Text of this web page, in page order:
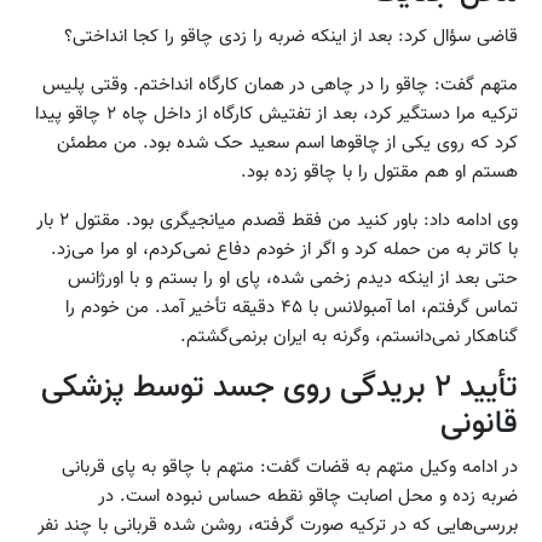
قاضی سؤال کرد: بعد از اینکه ضربه را زدی چاقو را کجا انداختی؟
متهم گفت: چاقو را در چاهی در همان کارگاه انداختم. وقتی پلیس
ترکیه مرا دستگیر کرد، بعد از تفتیش کارگاه از داخل چاه ۲ چاقو پیدا
کرد که روی یکی از چاقوها اسم سعید حک شده بود. من مطمئن
هستم او هم مقتول را با چاقو زده بود.
وی ادامه داد: باور کنید من فقط قصدم میانجیگری بود. مقتول ۲ بار
با کاتر به من حمله کرد و اگر از خودم دفاع نمی‌کردم، او مرا می‌زد.
حتی بعد از اینکه دیدم زخمی شده، پای او را بستم و با اورژانس
تماس گرفتم، اما آمبولانس با ۴۵ دقیقه تأخیر آمد. من خودم را
گناهکار نمی‌دانستم، وگرنه به ایران برنمی‌گشتم.
تأیید ۲ بریدگی روی جسد توسط پزشکی
قانونی
در ادامه وکیل متهم به قضات گفت: متهم با چاقو به پای قربانی
ضربه زده و محل اصابت چاقو نقطه حساس نبوده است. در
بررسی‌هایی که در ترکیه صورت گرفته، روشن شده قربانی با چند نفر